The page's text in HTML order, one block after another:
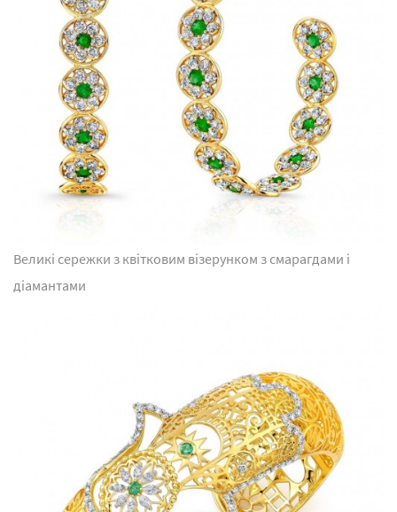
Великі сережки з квітковим візерунком з смарагдами і
діамантами